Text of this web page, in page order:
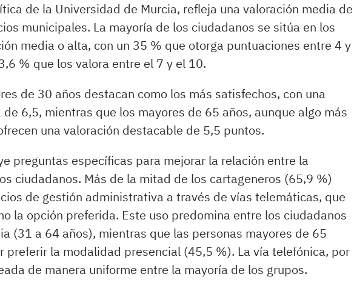
de la Universidad de Murcia, refleja una valoración media de
municipales. La mayoría de los ciudadanos se sitúa en los
media o alta, con un 35 % que otorga puntuaciones entre 4 y
% que los valora entre el 7 y el 10.
de 30 años destacan como los más satisfechos, con una
6,5, mientras que los mayores de 65 años, aunque algo más
una valoración destacable de 5,5 puntos.
preguntas específicas para mejorar la relación entre la
ciudadanos. Más de la mitad de los cartageneros (65,9 %)
de gestión administrativa a través de vías telemáticas, que
la opción preferida. Este uso predomina entre los ciudadanos
(31 a 64 años), mientras que las personas mayores de 65
preferir la modalidad presencial (45,5 %). La vía telefónica, por
de manera uniforme entre la mayoría de los grupos.